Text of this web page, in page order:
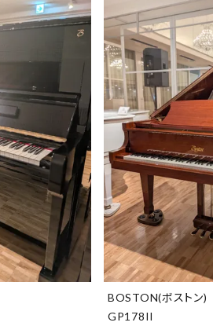
ノ BOSTON
DIAPASON
もっとみる
BOSTON(ボストン)
GP178II